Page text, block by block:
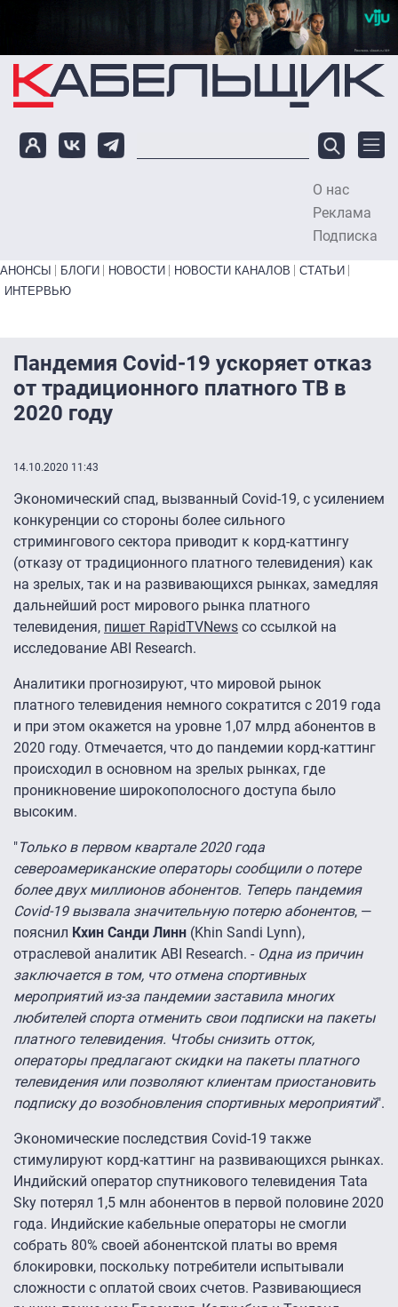
Перейти к основному содержанию
О нас
Реклама
Подписка
Primary links bottom
АНОНСЫ БЛОГИ НОВОСТИ НОВОСТИ КАНАЛОВ
СТАТЬИ
ИНТЕРВЬЮ
Пандемия Covid-19 ускоряет отказ
от традиционного платного ТВ в
2020 году
14.10.2020 11:43
Экономический спад, вызванный Covid-19, с усилением
конкуренции со стороны более сильного
стримингового сектора приводит к корд-каттингу
(отказу от традиционного платного телевидения) как
на зрелых, так и на развивающихся рынках, замедляя
дальнейший рост мирового рынка платного
телевидения, пишет RapidTVNews со ссылкой на
исследование ABI Research.
Аналитики прогнозируют, что мировой рынок
платного телевидения немного сократится с 2019 года
и при этом окажется на уровне 1,07 млрд абонентов в
2020 году. Отмечается, что до пандемии корд-каттинг
происходил в основном на зрелых рынках, где
проникновение широкополосного доступа было
высоким.
"Только в первом квартале 2020 года
североамериканские операторы сообщили о потере
более двух миллионов абонентов. Теперь пандемия
Covid-19 вызвала значительную потерю абонентов, —
пояснил Кхин Санди Линн (Khin Sandi Lynn),
отраслевой аналитик ABI Research. - Одна из причин
заключается в том, что отмена спортивных
мероприятий из-за пандемии заставила многих
любителей спорта отменить свои подписки на пакеты
платного телевидения. Чтобы снизить отток,
операторы предлагают скидки на пакеты платного
телевидения или позволяют клиентам приостановить
подписку до возобновления спортивных мероприятий".
Экономические последствия Covid-19 также
стимулируют корд-каттинг на развивающихся рынках.
Индийский оператор спутникового телевидения Tata
Sky потерял 1,5 млн абонентов в первой половине 2020
года. Индийские кабельные операторы не смогли
собрать 80% своей абонентской платы во время
блокировки, поскольку потребители испытывали
сложности с оплатой своих счетов. Развивающиеся